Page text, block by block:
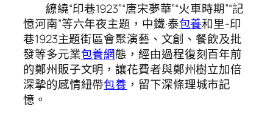
繚繞“印巷1923”“唐宋夢華”“火車時期”“記
憶河南”等六年夜主題，中鐵·泰包養和里-印
巷1923主題街區會聚演藝、文創、餐飲及批
發等多元業包養網態，經由過程復刻百年前
的鄭州販子文明，讓花費者與鄭州樹立加倍
深摯的感情紐帶包養 ，留下深條理城市記
憶。